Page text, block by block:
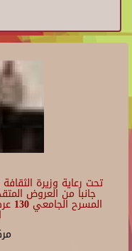
تحت رعاية وزيرة
جانبا من العروض